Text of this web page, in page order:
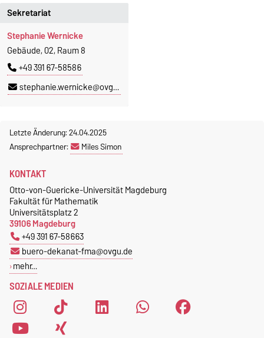
Sekretariat
Stephanie Wernicke
Gebäude, 02, Raum 8
+49 391 67-58586
stephanie.wernicke@ovgu.de
Letzte Änderung: 24.04.2025
Ansprechpartner:
Miles Simon
SOZIALE MEDIEN
KONTAKT
Otto-von-Guericke-Universität Magdeburg
Fakultät für Mathematik
Universitätsplatz 2
39106 Magdeburg
+49 391 67-58663
buero-dekanat-fma@ovgu.de
mehr…